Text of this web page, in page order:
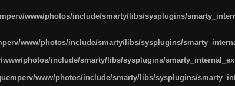
www/photos/include/smarty/libs/sysplugins/
www/photos/include/smarty/libs/sysplugins/
www/photos/include/smarty/libs/sysplugins/
www/photos/include/smarty/libs/sysplugins/